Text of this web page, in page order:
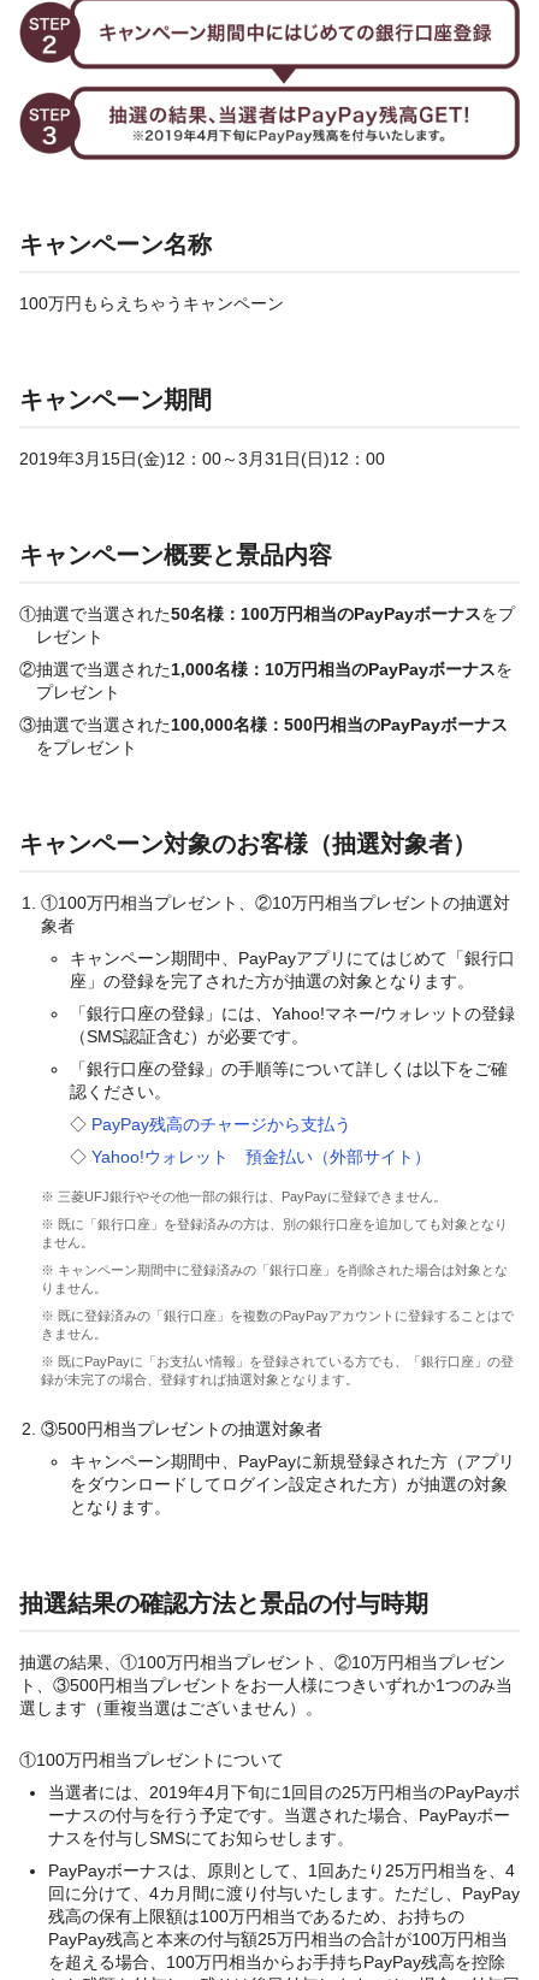
キャンペーン名称
100万円もらえちゃうキャンペーン
キャンペーン期間
2019年3月15日(金)12：00～3月31日(日)12：00
キャンペーン概要と景品内容
①抽選で当選された50名様：100万円相当のPayPayボーナスをプ
レゼント
②抽選で当選された1,000名様：10万円相当のPayPayボーナスを
プレゼント
③抽選で当選された100,000名様：500円相当のPayPayボーナス
をプレゼント
キャンペーン対象のお客様（抽選対象者）
①100万円相当プレゼント、②10万円相当プレゼントの抽選対
象者
キャンペーン期間中、PayPayアプリにてはじめて「銀行口
座」の登録を完了された方が抽選の対象となります。
「銀行口座の登録」には、Yahoo!マネー/ウォレットの登録
（SMS認証含む）が必要です。
「銀行口座の登録」の手順等について詳しくは以下をご確
認ください。
◇ PayPay残高のチャージから支払う
◇ Yahoo!ウォレット 預金払い（外部サイト）
※ 三菱UFJ銀行やその他一部の銀行は、PayPayに登録できません。
※ 既に「銀行口座」を登録済みの方は、別の銀行口座を追加しても対象となり
ません。
※ キャンペーン期間中に登録済みの「銀行口座」を削除された場合は対象とな
りません。
※ 既に登録済みの「銀行口座」を複数のPayPayアカウントに登録することはで
きません。
※ 既にPayPayに「お支払い情報」を登録されている方でも、「銀行口座」の登
録が未完了の場合、登録すれば抽選対象となります。
③500円相当プレゼントの抽選対象者
キャンペーン期間中、PayPayに新規登録された方（アプリ
をダウンロードしてログイン設定された方）が抽選の対象
となります。
抽選結果の確認方法と景品の付与時期
抽選の結果、①100万円相当プレゼント、②10万円相当プレゼン
ト、③500円相当プレゼントをお一人様につきいずれか1つのみ当
選します（重複当選はございません）。
①100万円相当プレゼントについて
当選者には、2019年4月下旬に1回目の25万円相当のPayPayボ
ーナスの付与を行う予定です。当選された場合、PayPayボー
ナスを付与しSMSにてお知らせします。
PayPayボーナスは、原則として、1回あたり25万円相当を、4
回に分けて、4カ月間に渡り付与いたします。ただし、PayPay
残高の保有上限額は100万円相当であるため、お持ちの
PayPay残高と本来の付与額25万円相当の合計が100万円相当
を超える場合、100万円相当からお手持ちPayPay残高を控除